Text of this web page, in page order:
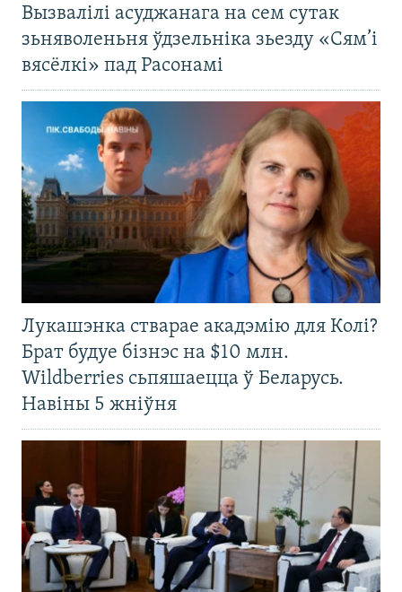
Вызвалілі асуджанага на сем сутак
зьняволеньня ўдзельніка зьезду «Сям’і
вясёлкі» пад Расонамі
Лукашэнка стварае акадэмію для Колі?
Брат будуе бізнэс на $10 млн.
Wildberries сьпяшаецца ў Беларусь.
Навіны 5 жніўня